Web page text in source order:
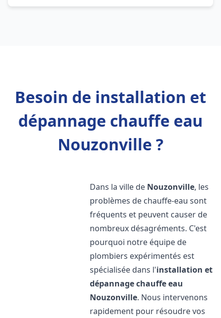
Besoin de installation et
dépannage chauffe eau
Nouzonville ?
Dans la ville de Nouzonville, les
problèmes de chauffe-eau sont
fréquents et peuvent causer de
nombreux désagréments. C'est
pourquoi notre équipe de
plombiers expérimentés est
spécialisée dans l'installation et
dépannage chauffe eau
Nouzonville. Nous intervenons
rapidement pour résoudre vos